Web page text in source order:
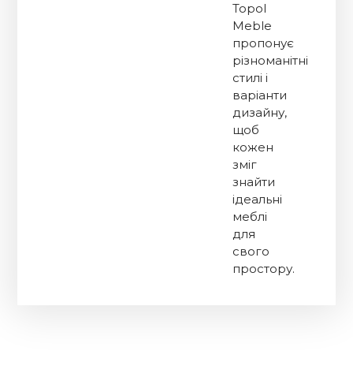
Topol
Meble
пропонує
різноманітні
стилі і
варіанти
дизайну,
щоб
кожен
зміг
знайти
ідеальні
меблі
для
свого
простору.